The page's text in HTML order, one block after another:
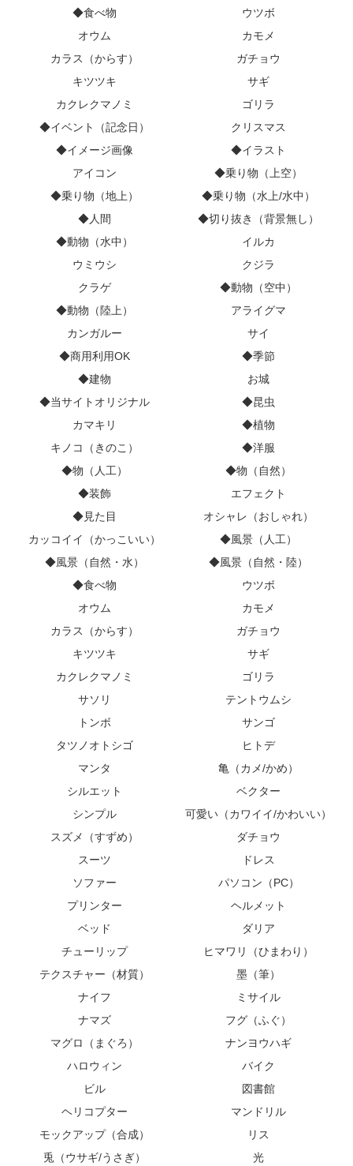
◆食べ物
ウツボ
オウム
カモメ
カラス（からす）
ガチョウ
キツツキ
サギ
カクレクマノミ
ゴリラ
◆イベント（記念日）
クリスマス
◆イメージ画像
◆イラスト
アイコン
◆乗り物（上空）
◆乗り物（地上）
◆乗り物（水上/水中）
◆人間
◆切り抜き（背景無し）
◆動物（水中）
イルカ
ウミウシ
クジラ
クラゲ
◆動物（空中）
◆動物（陸上）
アライグマ
カンガルー
サイ
◆商用利用OK
◆季節
◆建物
お城
◆当サイトオリジナル
◆昆虫
カマキリ
◆植物
キノコ（きのこ）
◆洋服
◆物（人工）
◆物（自然）
◆装飾
エフェクト
◆見た目
オシャレ（おしゃれ）
カッコイイ（かっこいい）
◆風景（人工）
◆風景（自然・水）
◆風景（自然・陸）
◆食べ物
ウツボ
オウム
カモメ
カラス（からす）
ガチョウ
キツツキ
サギ
カクレクマノミ
ゴリラ
サソリ
テントウムシ
トンボ
サンゴ
タツノオトシゴ
ヒトデ
マンタ
亀（カメ/かめ）
シルエット
ベクター
シンプル
可愛い（カワイイ/かわいい）
スズメ（すずめ）
ダチョウ
スーツ
ドレス
ソファー
パソコン（PC）
プリンター
ヘルメット
ベッド
ダリア
チューリップ
ヒマワリ（ひまわり）
テクスチャー（材質）
墨（筆）
ナイフ
ミサイル
ナマズ
フグ（ふぐ）
マグロ（まぐろ）
ナンヨウハギ
ハロウィン
バイク
ビル
図書館
ヘリコプター
マンドリル
モックアップ（合成）
リス
兎（ウサギ/うさぎ）
光